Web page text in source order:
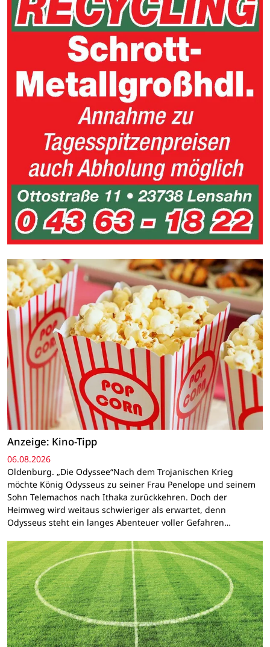
Anzeige: Kino-Tipp
06.08.2026
Oldenburg. „Die Odyssee“Nach dem Trojanischen Krieg
möchte König Odysseus zu seiner Frau Penelope und seinem
Sohn Telemachos nach Ithaka zurückkehren. Doch der
Heimweg wird weitaus schwieriger als erwartet, denn
Odysseus steht ein langes Abenteuer voller Gefahren…